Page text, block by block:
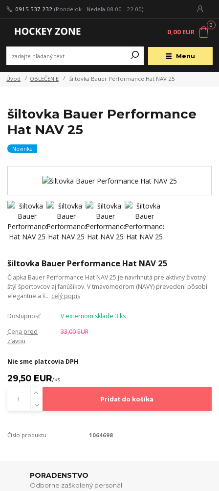
Menu
0915 537 232 (Pondelok - Nedeľa 08.00 - 22.00)
0
0,00 EUR
Úvod OBLEČENIE šiltovka Bauer Performance Hat NAV 25
šiltovka Bauer Performance
Hat NAV 25
Novinka
šiltovka Bauer Performance Hat NAV 25
Čiapka Bauer Performance Hat NAV 25 je navrhnutá pre aktívny životný
štýl športovcov aj fanúšikov. V tmavomodrom (NAVY) prevedení pôsobí
elegantne a š... celý popis
Dostupnosť
V externom sklade 3 ks
Cena pred
zľavou
33,00 EUR
Nie sme platcovia DPH
29,50 EUR/ks
Pridať do košíka
Číslo produktu: 1064698
PORADENSTVO
Odborne zaškolený personál